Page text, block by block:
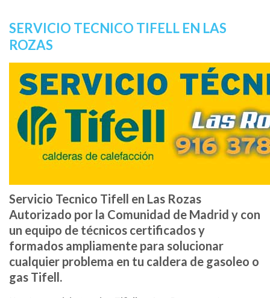
SERVICIO TECNICO TIFELL EN LAS
ROZAS
Servicio Tecnico Tifell en Las Rozas
Autorizado por la Comunidad de Madrid y con
un equipo de técnicos certificados y
formados ampliamente para solucionar
cualquier problema en tu caldera de gasoleo o
gas Tifell.